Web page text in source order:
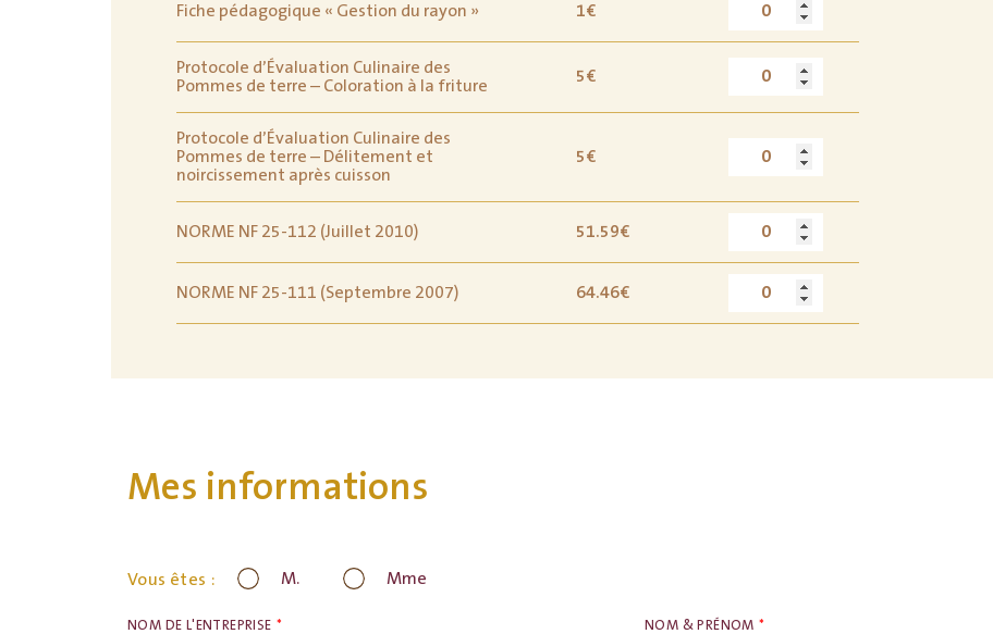
Fiche pédagogique « Gestion du rayon » 1€
Protocole d’Évaluation Culinaire des
Pommes de terre – Coloration à la friture
5€
Protocole d’Évaluation Culinaire des
Pommes de terre – Délitement et
noircissement après cuisson
5€
NORME NF 25-112 (Juillet 2010) 51.59€
NORME NF 25-111 (Septembre 2007) 64.46€
Mes informations
Vous êtes : M. Mme
NOM DE L'ENTREPRISE * NOM & PRÉNOM *